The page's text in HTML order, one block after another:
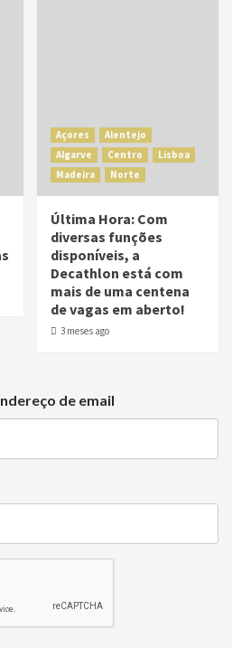
Açores
Alentejo
Algarve
Centro
Lisboa
Madeira
Norte
Última Hora: Com
diversas funções
disponíveis, a
Decathlon está com
mais de uma centena
de vagas em aberto!
3 meses ago
de email